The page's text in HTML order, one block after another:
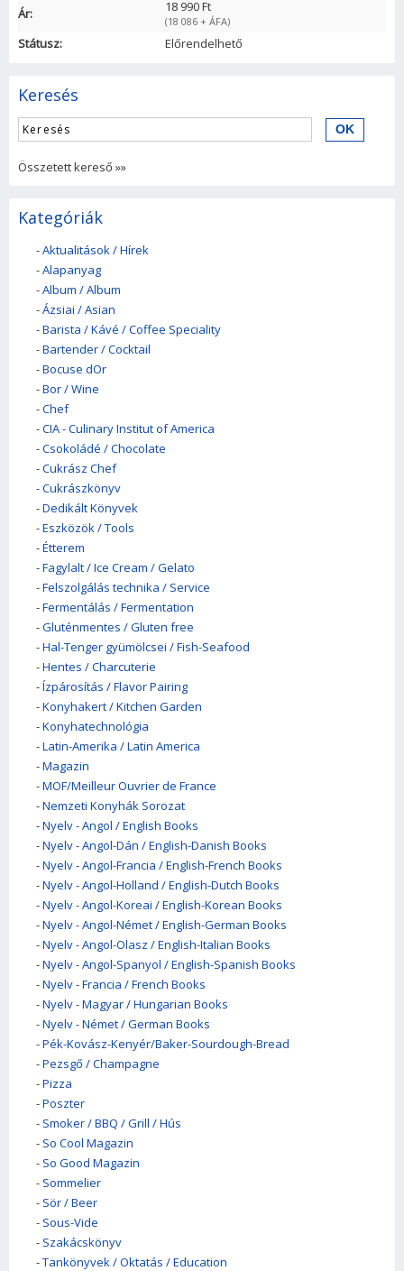
Ár: 18 990 Ft
(18 086 + ÁFA)
Státusz: Előrendelhető
Keresés
Összetett kereső »»
Kategóriák
-Aktualitások / Hírek
-Alapanyag
-Album / Album
-Ázsiai / Asian
-Barista / Kávé / Coffee Speciality
-Bartender / Cocktail
-Bocuse dOr
-Bor / Wine
-Chef
-CIA - Culinary Institut of America
-Csokoládé / Chocolate
-Cukrász Chef
-Cukrászkönyv
-Dedikált Könyvek
-Eszközök / Tools
-Étterem
-Fagylalt / Ice Cream / Gelato
-Felszolgálás technika / Service
-Fermentálás / Fermentation
-Gluténmentes / Gluten free
-Hal-Tenger gyümölcsei / Fish-Seafood
-Hentes / Charcuterie
-Ízpárosítás / Flavor Pairing
-Konyhakert / Kitchen Garden
-Konyhatechnológia
-Latin-Amerika / Latin America
-Magazin
-MOF/Meilleur Ouvrier de France
-Nemzeti Konyhák Sorozat
-Nyelv - Angol / English Books
-Nyelv - Angol-Dán / English-Danish Books
-Nyelv - Angol-Francia / English-French Books
-Nyelv - Angol-Holland / English-Dutch Books
-Nyelv - Angol-Koreai / English-Korean Books
-Nyelv - Angol-Német / English-German Books
-Nyelv - Angol-Olasz / English-Italian Books
-Nyelv - Angol-Spanyol / English-Spanish Books
-Nyelv - Francia / French Books
-Nyelv - Magyar / Hungarian Books
-Nyelv - Német / German Books
-Pék-Kovász-Kenyér/Baker-Sourdough-Bread
-Pezsgő / Champagne
-Pizza
-Poszter
- Smoker / BBQ / Grill / Hús
- So Cool Magazin
- So Good Magazin
- Sommelier
- Sör / Beer
- Sous-Vide
- Szakácskönyv
-Tankönyvek / Oktatás / Education